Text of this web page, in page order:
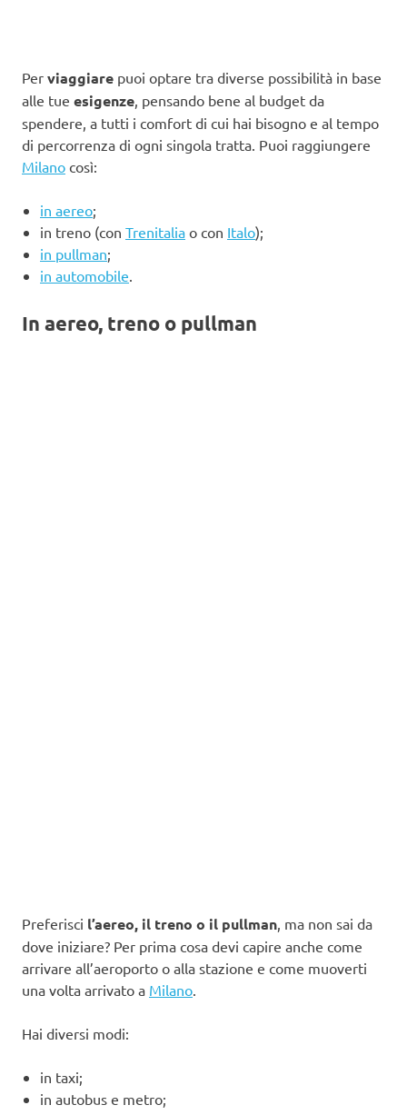
Per viaggiare puoi optare tra diverse possibilità in base
alle tue esigenze , pensando bene al budget da
spendere, a tutti i comfort di cui hai bisogno e al tempo
di percorrenza di ogni singola tratta. Puoi raggiungere
Milano così:
in aereo;
in treno (con Trenitalia o con Italo);
in pullman;
in automobile
In aereo, treno o pullman
Preferisci l’aereo, il treno o il pullman, ma non sai da
dove iniziare? Per prima cosa devi capire anche come
arrivare all’aeroporto o alla stazione e come muoverti
una volta arrivato a Milano.
Hai diversi modi:
in taxi;
in autobus e metro;